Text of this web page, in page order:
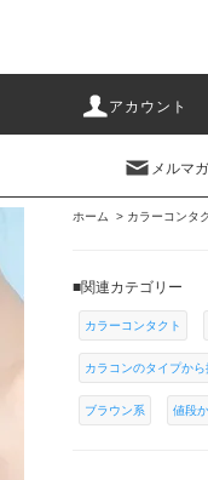
アカウント
メルマ
ホーム > カラーコンタ
■関連カテゴリー
カラーコンタクト
カラコンのタイプから
ブラウン系 値段